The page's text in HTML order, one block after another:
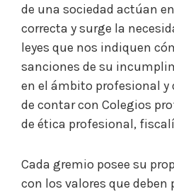
de una sociedad actúan
correcta y surge la
leyes que nos indiquen
sanciones de su
en el ámbito profesional y
de contar con Colegios
de ética profesional,
Cada gremio posee su
con los valores que deben